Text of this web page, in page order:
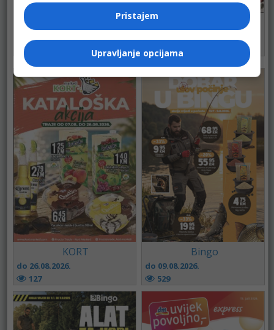
139
KORT
do 26.08.2026.
127
Bingo
do 09.08.2026.
529
Pristajem
Upravljanje opcijama